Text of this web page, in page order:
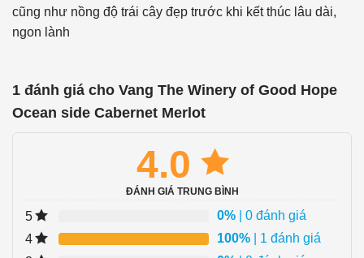
cũng như nồng độ trái cây đẹp trước khi kết thúc lâu dài,
ngon lành
1 đánh giá cho Vang The Winery of Good Hope
Ocean side Cabernet Merlot
4.0
ĐÁNH GIÁ TRUNG BÌNH
5 0% | 0 đánh giá
4
100% | 1 đánh giá